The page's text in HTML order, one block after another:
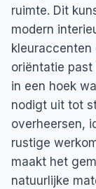
ruimte. Dit
modern
kleuraccenten
oriëntatie
in een hoek
nodigt uit tot
overheersen,
rustige
maakt het
natuurlijke